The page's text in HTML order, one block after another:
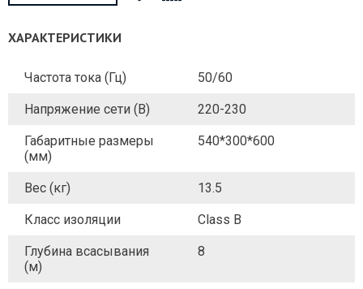
ХАРАКТЕРИСТИКИ
Частота тока (Гц) 50/60
Напряжение сети (В) 220-230
Габаритные размеры
(мм)
540*300*600
Вес (кг) 13.5
Класс изоляции Class B
Глубина всасывания
(м)
8